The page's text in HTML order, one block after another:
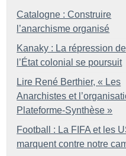
Catalogne : Construire
l’anarchisme organisé
Kanaky : La répression de
l’État colonial se poursuit
Lire René Berthier, « Les
Anarchistes et
Plateforme-Synthèse »
Football : La FIFA et les
marquent contre notre